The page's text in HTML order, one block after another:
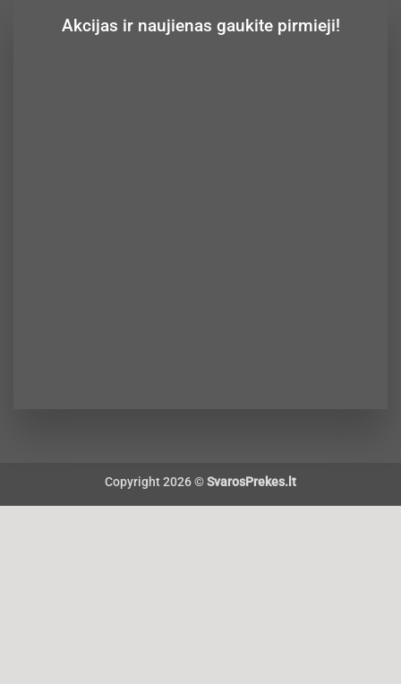
Akcijas ir naujienas gaukite pirmieji!
Copyright 2026 ©SvarosPrekes.lt